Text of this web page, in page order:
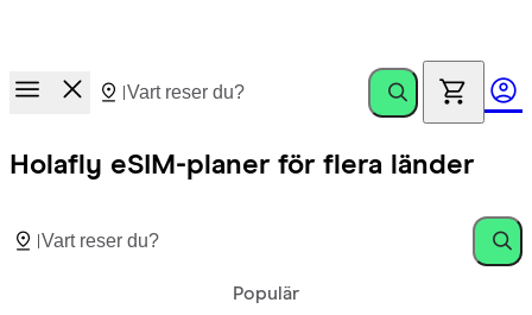
Ditt Holafly eSIM får nu 1 GB extra varje månad utan extra
kostnad när din plan löper ut.
Holafly eSIM-planer för flera länder
Populär